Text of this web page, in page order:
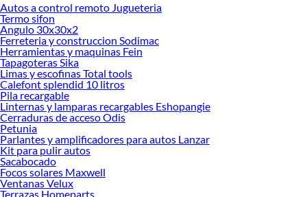
Autos a control remoto Jugueteria
Termo sifon
Angulo 30x30x2
Ferreteria y construccion Sodimac
Herramientas y maquinas Fein
Tapagoteras Sika
Limas y escofinas Total tools
Calefont splendid 10 litros
Pila recargable
Linternas y lamparas recargables Eshopangie
Cerraduras de acceso Odis
Petunia
Parlantes y amplificadores para autos Lanzar
Kit para pulir autos
Sacabocado
Focos solares Maxwell
Ventanas Velux
Terrazas Homeparts